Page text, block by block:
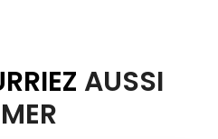
AUSSI